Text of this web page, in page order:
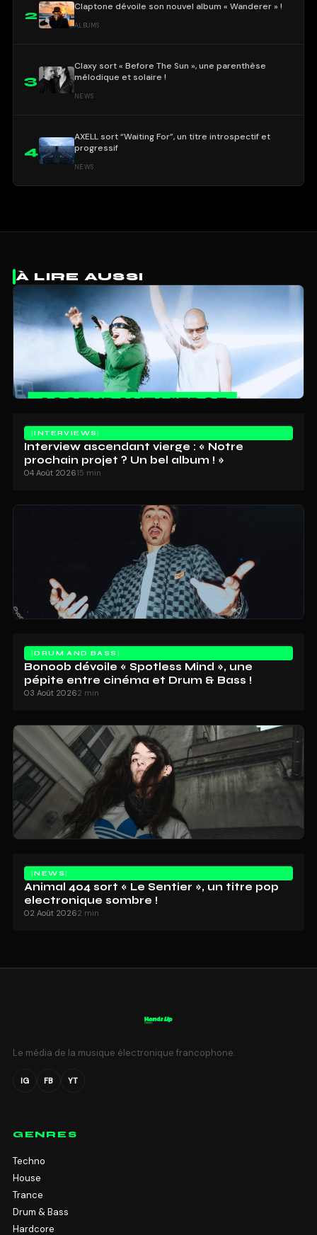
2
Claptone dévoile son nouvel album « Wanderer » !
ALBUMS
3
Claxy sort « Before The Sun », une parenthèse
mélodique et solaire !
NEWS
4
AXELL sort “Waiting For”, un titre introspectif et
progressif
NEWS
À LIRE AUSSI
INTERVIEWS
Interview ascendant vierge : « Notre
prochain projet ? Un bel album ! »
04 Août 202615 min
DRUM AND BASS
Bonoob dévoile « Spotless Mind », une
pépite entre cinéma et Drum & Bass !
03 Août 20262 min
NEWS
Animal 404 sort « Le Sentier », un titre pop
electronique sombre !
02 Août 20262 min
Le média de la musique électronique francophone.
IG FB YT
GENRES
Techno
House
Trance
Drum & Bass
Hardcore